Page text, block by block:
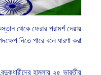
থেকে ফেরার পরামর্শ দেয়ায়
নিতে পারে বলে ধারণা করা
বন্দুকধারীদের হামলায় ২৫ ভারতীয়